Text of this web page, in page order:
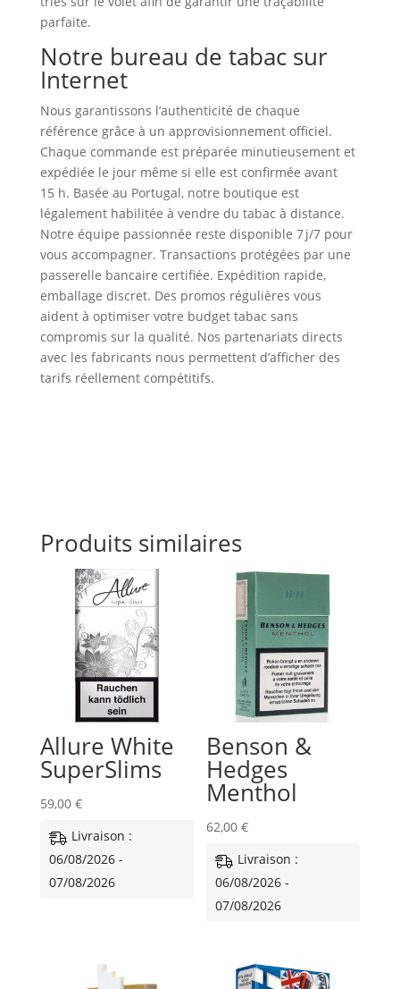
parfaite.
Notre bureau de tabac sur
Internet
Nous garantissons l’authenticité de chaque
référence grâce à un approvisionnement officiel.
Chaque commande est préparée minutieusement et
expédiée le jour même si elle est confirmée avant
15 h. Basée au Portugal, notre boutique est
légalement habilitée à vendre du tabac à distance.
Notre équipe passionnée reste disponible 7 j/7 pour
vous accompagner. Transactions protégées par une
passerelle bancaire certifiée. Expédition rapide,
emballage discret. Des promos régulières vous
aident à optimiser votre budget tabac sans
compromis sur la qualité. Nos partenariats directs
avec les fabricants nous permettent d’afficher des
tarifs réellement compétitifs.
Produits similaires
Allure White
SuperSlims
59,00 €
Livraison :
06/08/2026 -
07/08/2026
Benson &
Hedges
Menthol
62,00€
Livraison :
06/08/2026 -
07/08/2026